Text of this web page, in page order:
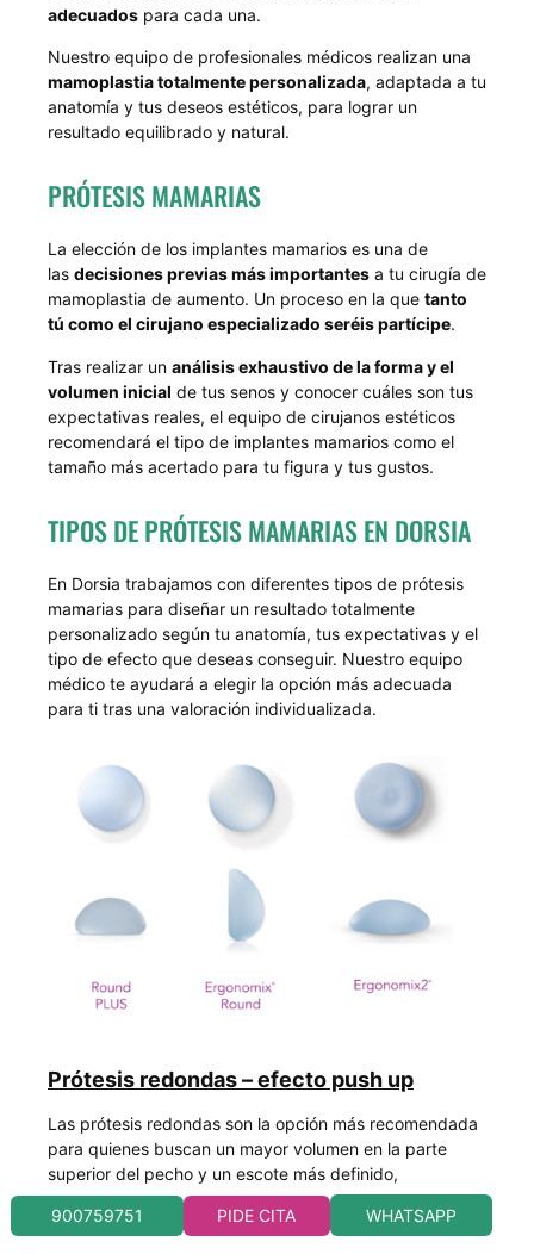
adecuados para cada una.
Nuestro equipo de profesionales médicos realizan una
mamoplastia totalmente personalizada, adaptada a tu
anatomía y tus deseos estéticos, para lograr un
resultado equilibrado y natural.
PRÓTESIS MAMARIAS
La elección de los implantes mamarios es una de
las decisiones previas más importantes a tu cirugía de
mamoplastia de aumento. Un proceso en la que tanto
tú como el cirujano especializado seréis partícipe.
Tras realizar un análisis exhaustivo de la forma y el
volumen inicial de tus senos y conocer cuáles son tus
expectativas reales, el equipo de cirujanos estéticos
recomendará el tipo de implantes mamarios como el
tamaño más acertado para tu figura y tus gustos.
TIPOS DE PRÓTESIS MAMARIAS EN DORSIA
En Dorsia trabajamos con diferentes tipos de prótesis
mamarias para diseñar un resultado totalmente
personalizado según tu anatomía, tus expectativas y el
tipo de efecto que deseas conseguir. Nuestro equipo
médico te ayudará a elegir la opción más adecuada
para ti tras una valoración individualizada.
Prótesis redondas – efecto push up
Las prótesis redondas son la opción más recomendada
para quienes buscan un mayor volumen en la parte
superior del pecho y un escote más definido,
pronunciado y elevado.Ofrecen una proyección visible
y un resultado armónico que resalta la forma del busto,
900759751 PIDE CITA WHATSAPP